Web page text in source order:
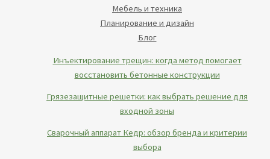
Мебель и техника
Планирование и дизайн
Блог
Инъектирование трещин: когда метод помогает
восстановить бетонные конструкции
Грязезащитные решетки: как выбрать решение для
входной зоны
Сварочный аппарат Кедр: обзор бренда и критерии
выбора